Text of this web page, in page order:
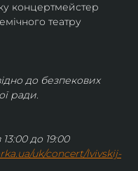
концертмейстер
театру
до безпекових
ради.
до 19:00
uk/concert/lvivskij-